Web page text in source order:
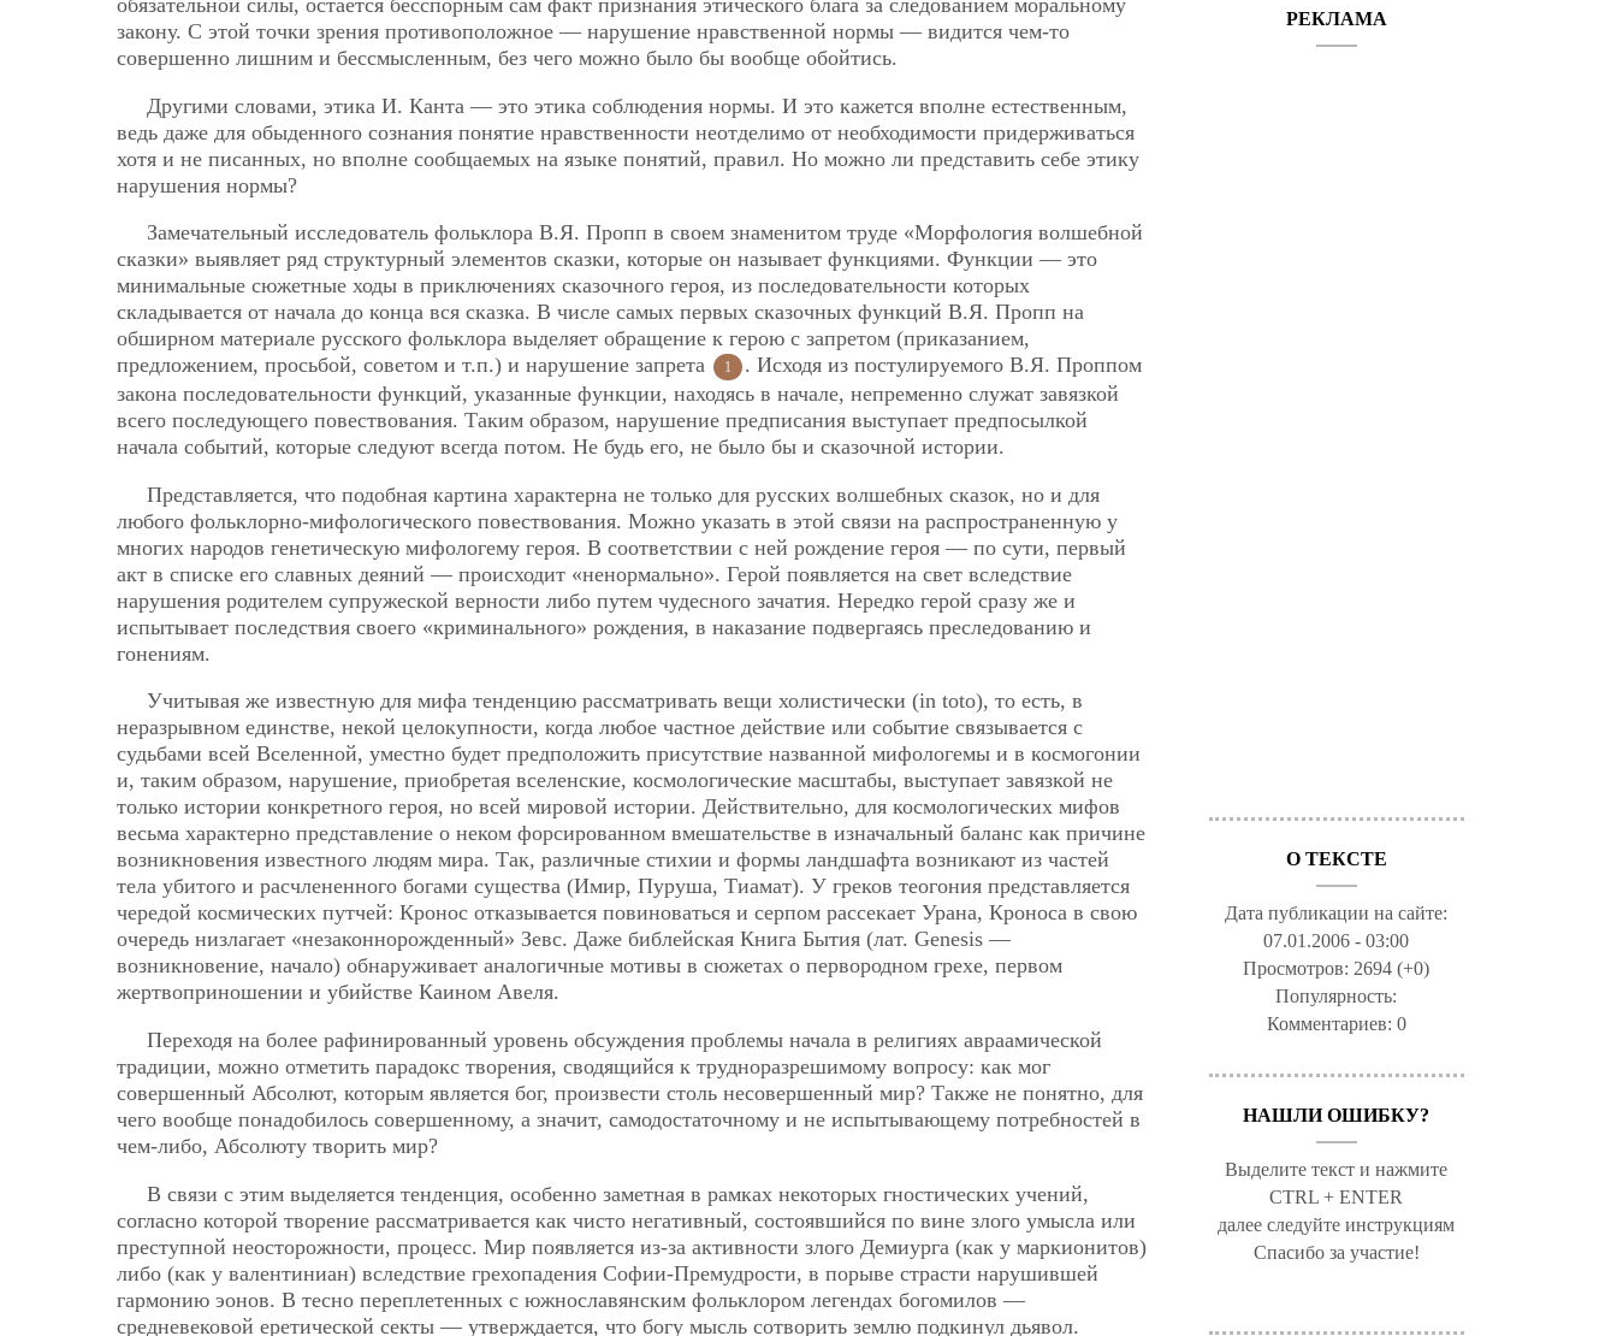
обязательной силы, остается бесспорным сам факт признания этического блага за следованием моральному
закону. С этой точки зрения противоположное — нарушение нравственной нормы — видится чем-то
совершенно лишним и бессмысленным, без чего можно было бы вообще обойтись.
Другими словами, этика И. Канта — это этика соблюдения нормы. И это кажется вполне естественным,
ведь даже для обыденного сознания понятие нравственности неотделимо от необходимости придерживаться
хотя и не писанных, но вполне сообщаемых на языке понятий, правил. Но можно ли представить себе этику
нарушения нормы?
Замечательный исследователь фольклора В.Я. Пропп в своем знаменитом труде «Морфология волшебной
сказки» выявляет ряд структурный элементов сказки, которые он называет функциями. Функции — это
минимальные сюжетные ходы в приключениях сказочного героя, из последовательности которых
складывается от начала до конца вся сказка. В числе самых первых сказочных функций В.Я. Пропп на
обширном материале русского фольклора выделяет обращение к герою с запретом (приказанием,
предложением, просьбой, советом и т.п.) и нарушение запрета
1
. Исходя из постулируемого В.Я. Проппом
закона последовательности функций, указанные функции, находясь в начале, непременно служат завязкой
всего последующего повествования. Таким образом, нарушение предписания выступает предпосылкой
начала событий, которые следуют всегда потом. Не будь его, не было бы и сказочной истории.
Представляется, что подобная картина характерна не только для русских волшебных сказок, но и для
любого фольклорно-мифологического повествования. Можно указать в этой связи на распространенную у
многих народов генетическую мифологему героя. В соответствии с ней рождение героя — по сути, первый
акт в списке его славных деяний — происходит «ненормально». Герой появляется на свет вследствие
нарушения родителем супружеской верности либо путем чудесного зачатия. Нередко герой сразу же и
испытывает последствия своего «криминального» рождения, в наказание подвергаясь преследованию и
гонениям.
Учитывая же известную для мифа тенденцию рассматривать вещи холистически (in toto), то есть, в
неразрывном единстве, некой целокупности, когда любое частное действие или событие связывается с
судьбами всей Вселенной, уместно будет предположить присутствие названной мифологемы и в космогонии
и, таким образом, нарушение, приобретая вселенские, космологические масштабы, выступает завязкой не
только истории конкретного героя, но всей мировой истории. Действительно, для космологических мифов
весьма характерно представление о неком форсированном вмешательстве в изначальный баланс как причине
возникновения известного людям мира. Так, различные стихии и формы ландшафта возникают из частей
тела убитого и расчлененного богами существа (Имир, Пуруша, Тиамат). У греков теогония представляется
чередой космических путчей: Кронос отказывается повиноваться и серпом рассекает Урана, Кроноса в свою
очередь низлагает «незаконнорожденный» Зевс. Даже библейская Книга Бытия (лат. Genesis —
возникновение, начало) обнаруживает аналогичные мотивы в сюжетах о первородном грехе, первом
жертвоприношении и убийстве Каином Авеля.
Переходя на более рафинированный уровень обсуждения проблемы начала в религиях авраамической
традиции, можно отметить парадокс творения, сводящийся к трудноразрешимому вопросу: как мог
совершенный Абсолют, которым является бог, произвести столь несовершенный мир? Также не понятно, для
чего вообще понадобилось совершенному, а значит, самодостаточному и не испытывающему потребностей в
чем-либо, Абсолюту творить мир?
В связи с этим выделяется тенденция, особенно заметная в рамках некоторых гностических учений,
согласно которой творение рассматривается как чисто негативный, состоявшийся по вине злого умысла или
преступной неосторожности, процесс. Мир появляется из-за активности злого Демиурга (как у маркионитов)
либо (как у валентиниан) вследствие грехопадения Софии-Премудрости, в порыве страсти нарушившей
гармонию эонов. В тесно переплетенных с южнославянским фольклором легендах богомилов —
средневековой еретической секты — утверждается, что богу мысль сотворить землю подкинул дьявол.
РЕКЛАМА
О ТЕКСТЕ
Дата публикации на сайте:
07.01.2006 - 03:00
Просмотров: 2694 (+0)
Популярность:
Комментариев: 0
НАШЛИ ОШИБКУ?
Выделите текст и нажмите
CTRL + ENTER
далее следуйте инструкциям
Спасибо за участие!